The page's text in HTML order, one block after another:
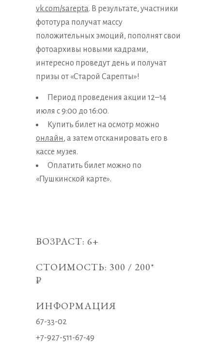
vk.com/sarepta. В результате, участники
фототура получат массу
положительных эмоций, пополнят свои
фотоархивы новыми кадрами,
интересно проведут день и получат
призы от «Старой Сарепты»!
Период проведения акции 12–14
июля с 9:00 до 16:00.
Купить билет на осмотр можно
онлайн, а затем отсканировать его в
кассе музея.
Оплатить билет можно по
«Пушкинской карте».
ВОЗРАСТ: 6+
СТОИМОСТЬ: 300 / 200*
₽
ИНФОРМАЦИЯ
67-33-02
+7-927-511-67-49